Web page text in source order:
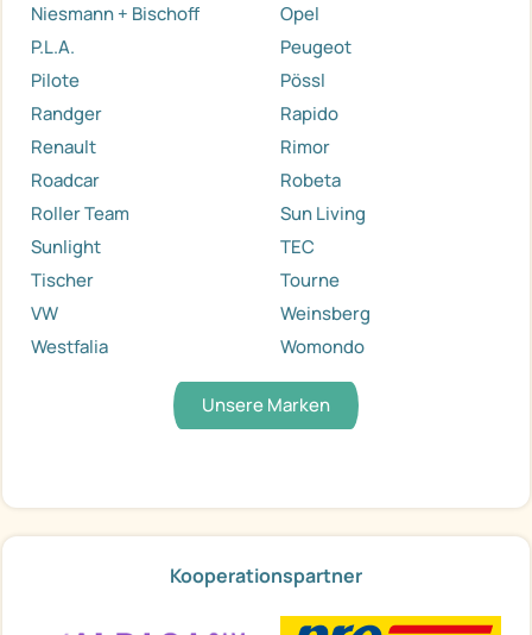
Niesmann + Bischoff
Opel
P.L.A.
Peugeot
Pilote
Pössl
Randger
Rapido
Renault
Rimor
Roadcar
Robeta
Roller Team
Sun Living
Sunlight
TEC
Tischer
Tourne
VW
Weinsberg
Westfalia
Womondo
Unsere Marken
Kooperationspartner